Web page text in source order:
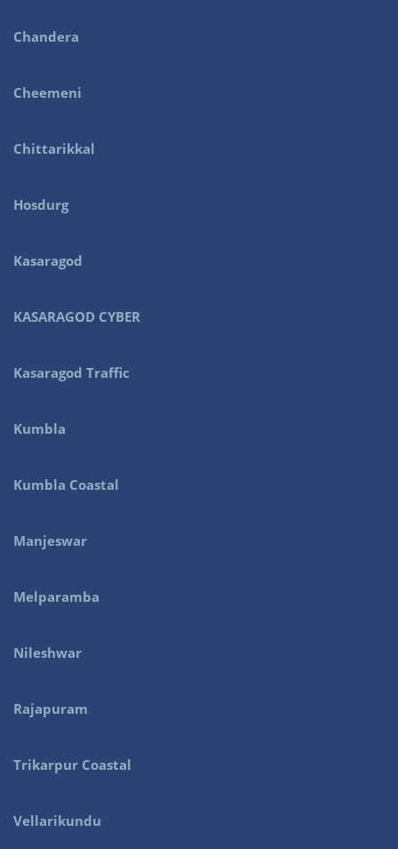
Chandera
Cheemeni
Chittarikkal
Hosdurg
Kasaragod
KASARAGOD CYBER
Kasaragod Traffic
Kumbla
Kumbla Coastal
Manjeswar
Melparamba
Nileshwar
Rajapuram
Trikarpur Coastal
Vellarikundu